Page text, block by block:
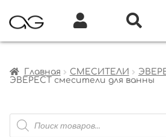
Главная СМЕСИТЕЛИ
ЭВЕРЕСТ смесители для ванны
Поиск
товаров